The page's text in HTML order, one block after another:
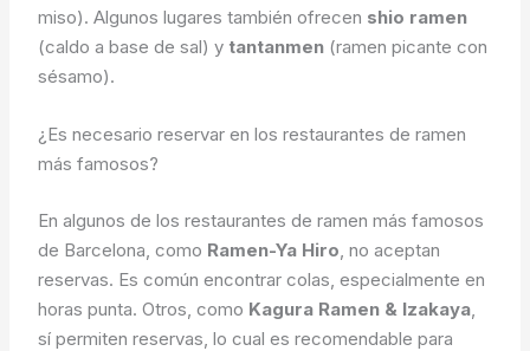
miso). Algunos lugares también ofrecen shio ramen
(caldo a base de sal) y tantanmen (ramen picante con
sésamo).
¿Es necesario reservar en los restaurantes de ramen
más famosos?
En algunos de los restaurantes de ramen más famosos
de Barcelona, como Ramen-Ya Hiro, no aceptan
reservas. Es común encontrar colas, especialmente en
horas punta. Otros, como Kagura Ramen & Izakaya,
sí permiten reservas, lo cual es recomendable para